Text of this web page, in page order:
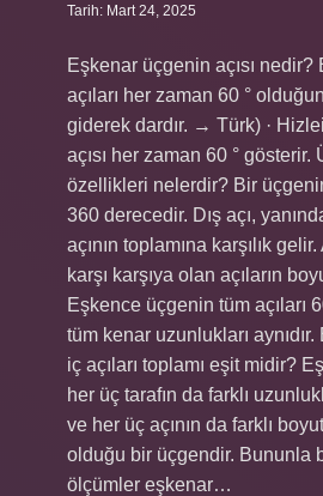
Tarih: Mart 24, 2025
Eşkenar üçgenin açısı
açıları her zaman 60 °
giderek dardır. → Türk) ·
açısı her zaman 60 ° gösterir.
özellikleri nelerdir? Bir üçgenin
360 derecedir. Dış açı,
açının toplamına karşılık
karşı karşıya olan açıların
Eşkence üçgenin tüm açıları
tüm kenar uzunlukları
iç açıları toplamı eşit midir?
her üç tarafın da farklı
ve her üç açının da farklı
olduğu bir üçgendir. Bununla
ölçümler eşkenar…